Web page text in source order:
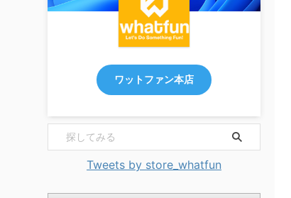
ワットファン本店
Tweets by store_whatfun